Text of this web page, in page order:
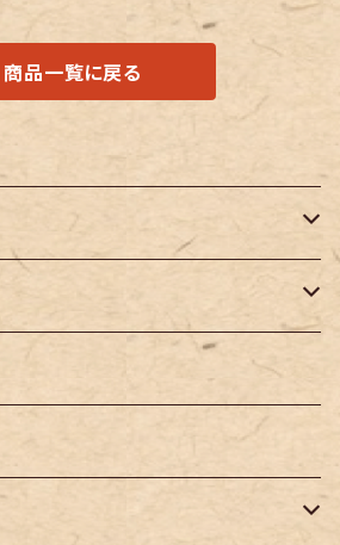
商品一覧に戻る